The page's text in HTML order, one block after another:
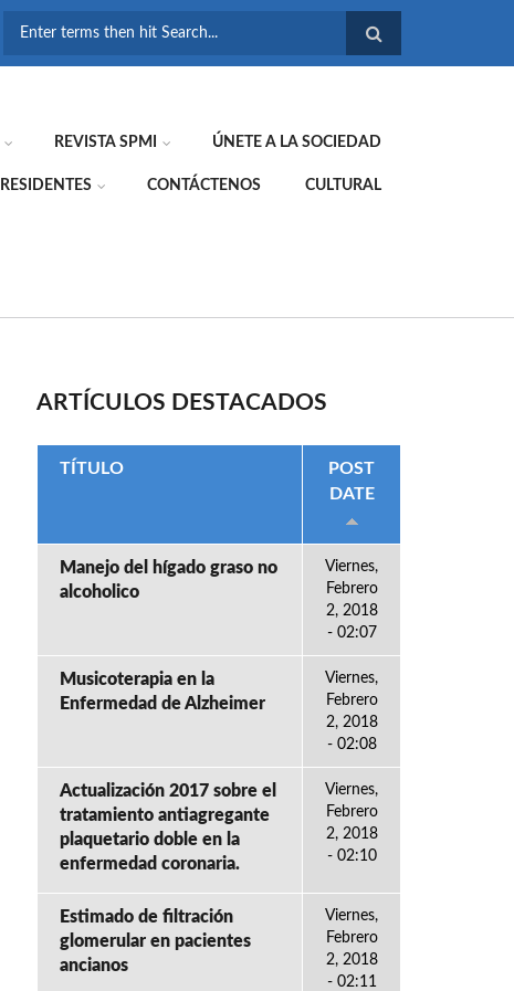
REVISTA SPMI ÚNETE A LA SOCIEDAD
RESIDENTES CONTÁCTENOS CULTURAL
ARTÍCULOS DESTACADOS
TÍTULO
POST
DATE
Manejo del hígado graso no
alcoholico
Viernes,
Febrero
2, 2018
- 02:07
Musicoterapia en la
Enfermedad de Alzheimer
Viernes,
Febrero
2, 2018
- 02:08
Actualización 2017 sobre el
tratamiento antiagregante
plaquetario doble en la
enfermedad coronaria.
Viernes,
Febrero
2, 2018
- 02:10
Estimado de filtración
glomerular en pacientes
ancianos
Viernes,
Febrero
2, 2018
- 02:11